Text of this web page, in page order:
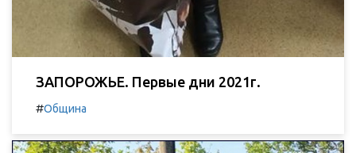
ЗАПОРОЖЬЕ. Первые дни 2021г.
#Община